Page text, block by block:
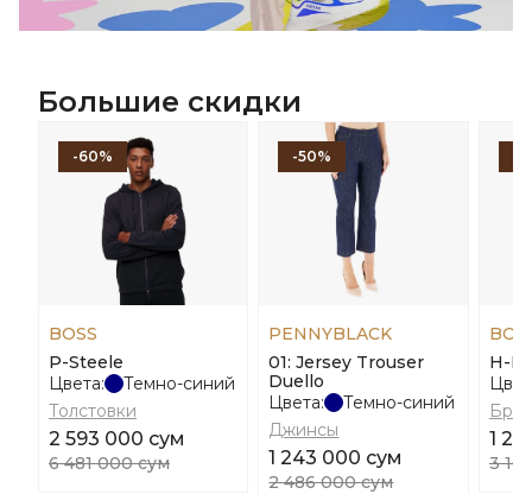
Большие скидки
-60%
BOSS
P-Steele
Цвета:
Темно-синий
Толстовки
2 593 000 сум
6 481 000 сум
-50%
PENNYBLACK
01: Jersey Trouser
Duello
Цвета:
Темно-синий
Джинсы
1 243 000 сум
2 486 000 сум
H-
1
3